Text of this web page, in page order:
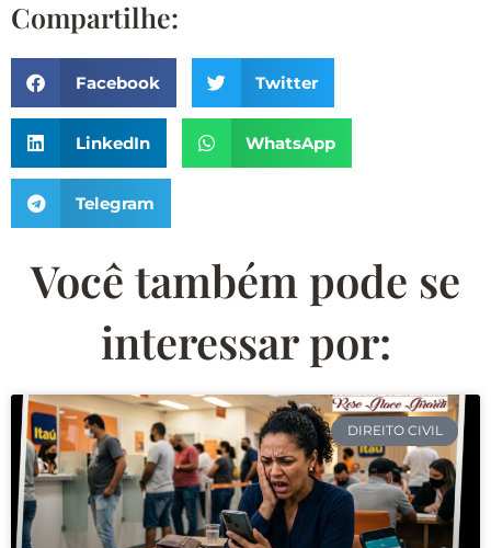
Compartilhe:
Facebook Twitter
LinkedIn WhatsApp
Telegram
Você também pode se
interessar por:
DIREITO CIVIL